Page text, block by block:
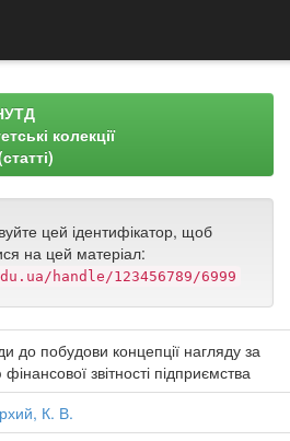
колекції
цей ідентифікатор, щоб
на цей матеріал:
handle/123456789/6999
до побудови концепції нагляду за
фінансової звітності підприємства
К. В.